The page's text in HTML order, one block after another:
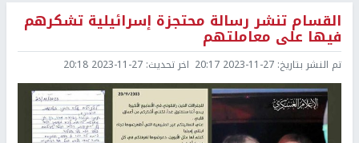
القسام تنشر رسالة محتجزة إسرائيلية تشكرهم
فيها على معاملتهم
تم النشر بتاريخ: 2023-11-27 20:17 اخر تحديث: 2023-11-27 20:18